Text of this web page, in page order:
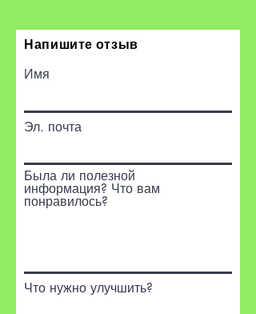
Напишите отзыв
Имя
Эл. почта
Была ли полезной
информация? Что вам
понравилось?
Что нужно улучшить?